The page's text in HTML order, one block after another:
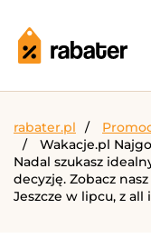
rabater.pl
Wakacje.pl
Nadal szukasz
decyzję. Zobacz
Jeszcze w lipcu, z all